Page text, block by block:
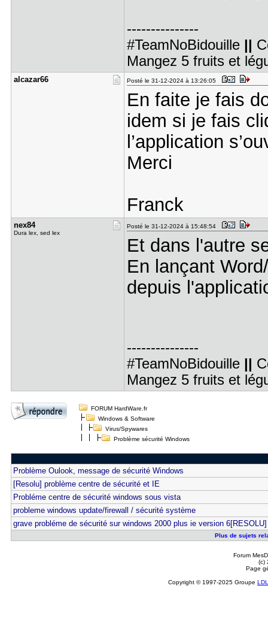
---------------
#TeamNoBidouille ||
Mangez 5 fruits et
alcazar66 Posté le 31-12-2024 à 13:26:05
En faite je fais
idem si je fais
l’application
Merci
Franck
nex84
Dura lex, sed lex
Posté le 31-12-2024 à 15:48:54
Et dans l'autre
En lançant
depuis
---------------
#TeamNoBidouille ||
Mangez 5 fruits et
FORUM HardWare.fr
Windows & Software
Virus/Spywares
Problème sécurité Windows
Problème Oulook, message de sécurité Windows
[Resolu] problème centre de sécurité et IE
Probléme centre de sécurité windows sous vista
probleme windows update/firewall / sécurité système
grave probléme de sécurité sur windows 2000 plus ie version 6[RESOLU]
Plus de sujets
Forum
(c)
Page
Copyright © 1997-2025 Groupe